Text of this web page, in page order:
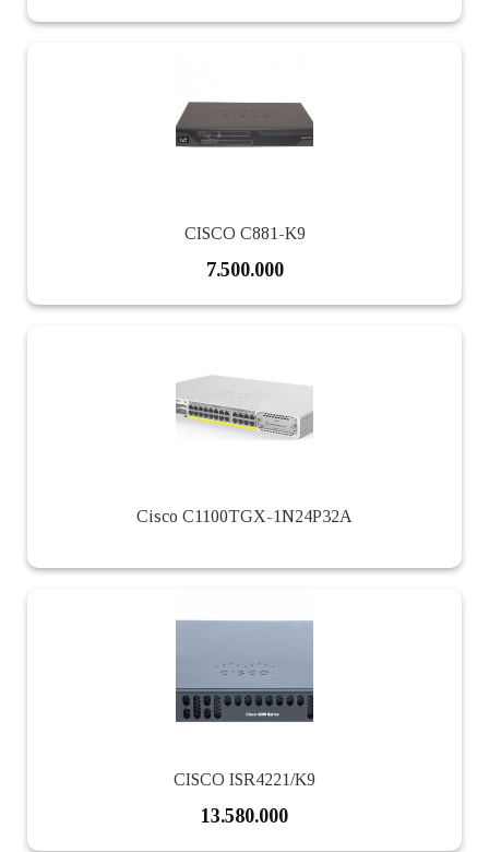
CISCO C881-K9
7.500.000
Cisco C1100TGX-1N24P32A
CISCO ISR4221/K9
13.580.000